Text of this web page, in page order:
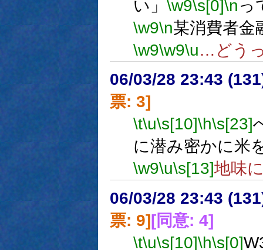
い」 \w9\s[0]\nっ
\w9\n某消費者金
\w9\w9\u…どう
06/03/28 23:43
票: 3]
\t\u\s[10]\h\s[23]
に潜み密かに米
\w9\u\s[13]地味
06/03/28 23:43
票: 9][同意: 4]
\t\u\s[10]\h\s[0]